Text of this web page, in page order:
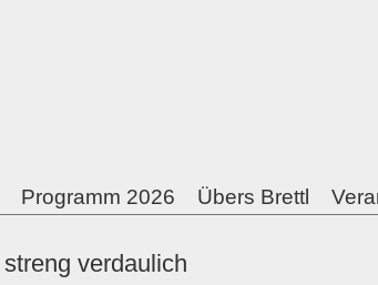
Übers Brettl
Programm 2026
verdaulich